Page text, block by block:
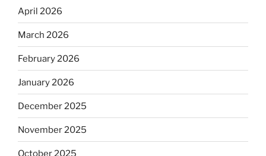
April 2026
March 2026
February 2026
January 2026
December 2025
November 2025
October 2025